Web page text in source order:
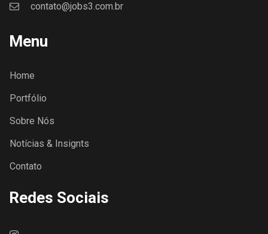
contato@jobs3.com.br
Menu
Home
Portfólio
Sobre Nós
Notícias & Insignts
Contato
Redes Sociais